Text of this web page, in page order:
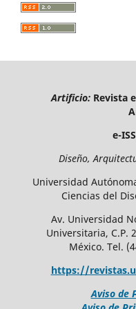
Artificio: Revista
e-
Diseño,
Universidad
Ciencias del
Av. Universidad
Universitaria, C.P.
México. Tel.
https://
Aviso de